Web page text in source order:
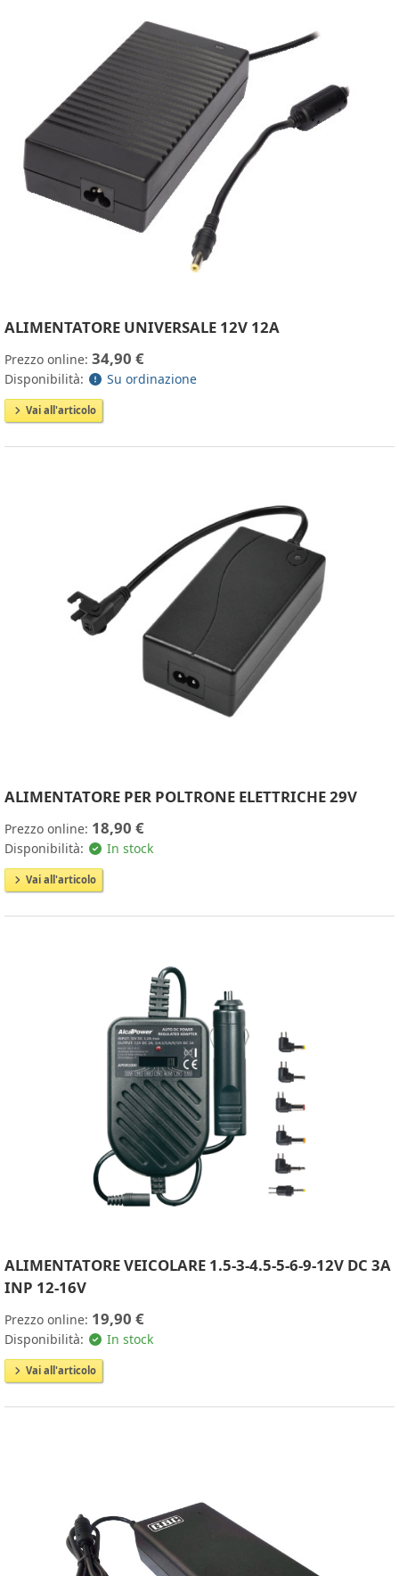
ALIMENTATORE UNIVERSALE 12V 12A
Prezzo online: 34,90 €
Disponibilità: Su ordinazione
Vai all'articolo
ALIMENTATORE PER POLTRONE ELETTRICHE 29V
Prezzo online: 18,90 €
Disponibilità: In stock
Vai all'articolo
ALIMENTATORE VEICOLARE 1.5-3-4.5-5-6-9-12V DC 3A
INP 12-16V
Prezzo online: 19,90 €
Disponibilità: In stock
Vai all'articolo